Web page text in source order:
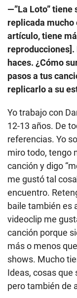
—”La Loto” tiene
replicada mucho
artículo, tiene
reproducciones].
haces. ¿Cómo
pasos a tus
replicarlo a su
Yo trabajo con
12-13 años. De
referencias. Yo
miro todo, tengo
canción y digo
me gustó tal
encuentro.
baile también es
videoclip me
canción porque
más o menos
shows. Mucho
Ideas, cosas que
pero también de